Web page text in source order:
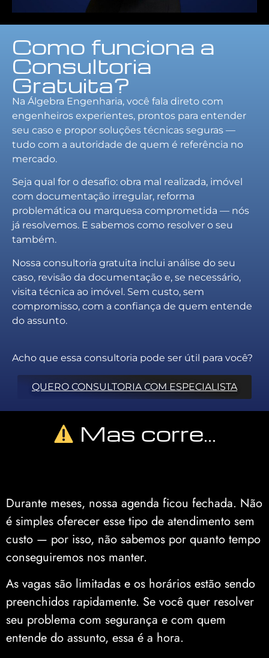
Como funciona a
Consultoria
Gratuita?
QUERO CONSULTORIA COM ESPECIALISTA
Na Álgebra Engenharia, você fala direto com
engenheiros experientes, prontos para entender
seu caso e propor soluções técnicas seguras —
tudo com a autoridade de quem é referência no
mercado.
Seja qual for o desafio: obra mal realizada, imóvel
com documentação irregular, reforma
problemática ou marquesa comprometida — nós
já resolvemos. E sabemos como resolver o seu
também.
Nossa consultoria gratuita inclui análise do seu
caso, revisão da documentação e, se necessário,
visita técnica ao imóvel. Sem custo, sem
compromisso, com a confiança de quem entende
do assunto.
Acho que essa consultoria pode ser útil para você?
Mas corre…
Durante meses, nossa agenda ficou fechada. Não
é simples oferecer esse tipo de atendimento sem
custo — por isso, não sabemos por quanto tempo
conseguiremos nos manter.
As vagas são limitadas e os horários estão sendo
preenchidos rapidamente. Se você quer resolver
seu problema com segurança e com quem
entende do assunto, essa é a hora.